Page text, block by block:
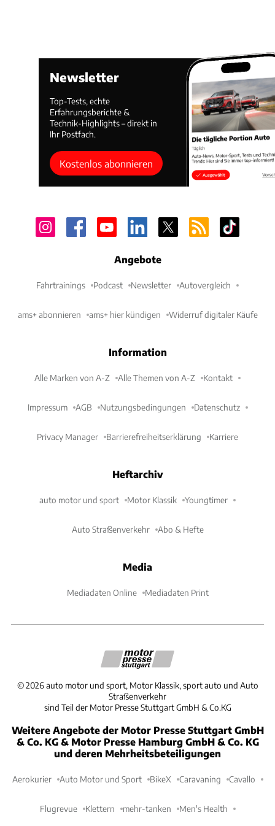
Newsletter
Top-Tests, echte
Erfahrungsberichte &
Technik-Highlights – direkt in
Ihr Postfach.
Kostenlos abonnieren
Angebote
Fahrtrainings Podcast Newsletter Autovergleich
ams+ abonnieren ams+ hier kündigen Widerruf digitaler Käufe
Information
Alle Marken von A-Z Alle Themen von A-Z Kontakt
Impressum AGB Nutzungsbedingungen Datenschutz
Privacy Manager Barrierefreiheitserklärung Karriere
Heftarchiv
auto motor und sport Motor Klassik Youngtimer
Auto Straßenverkehr Abo & Hefte
Media
Mediadaten Online Mediadaten Print
©2026 auto motor und sport, Motor Klassik, sport auto und Auto
Straßenverkehr
sind Teil der Motor Presse Stuttgart GmbH & Co.KG
Weitere Angebote der Motor Presse Stuttgart GmbH
& Co. KG & Motor Presse Hamburg GmbH & Co. KG
und deren Mehrheitsbeteiligungen
Aerokurier Auto Motor und Sport BikeX Caravaning Cavallo
Flugrevue Klettern mehr-tanken Men's Health